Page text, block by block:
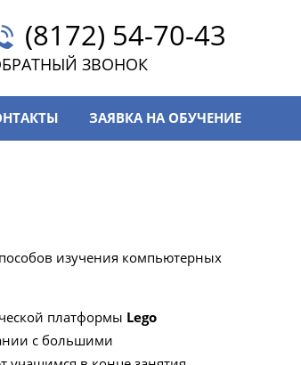
(8172) 54-70-43
ЗВОНОК
ЗАЯВКА НА ОБУЧЕНИЕ
изучения компьютерных
платформы Lego
с большими